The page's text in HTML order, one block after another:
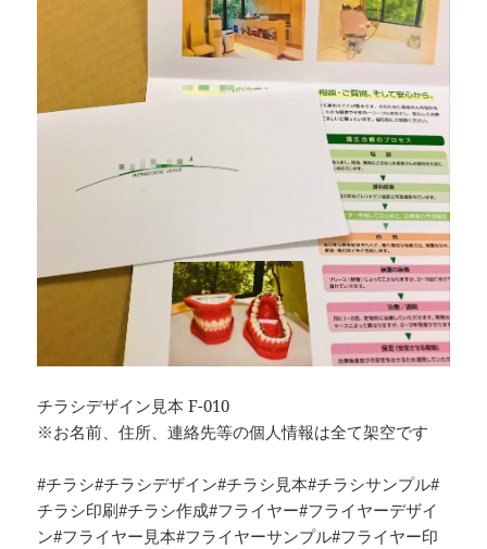
チラシデザイン見本 F-010
※お名前、住所、連絡先等の個人情報は全て架空です
#チラシ#チラシデザイン#チラシ見本#チラシサンプル#
チラシ印刷#チラシ作成#フライヤー#フライヤーデザイ
ン#フライヤー見本#フライヤーサンプル#フライヤー印